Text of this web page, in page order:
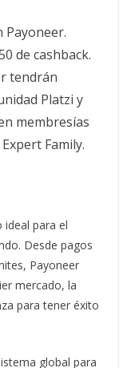
de cashback.
tendrán
Platzi y
membresías
Family.
ideal para el
Desde pagos
Payoneer
mercado, la
para tener éxito
global para